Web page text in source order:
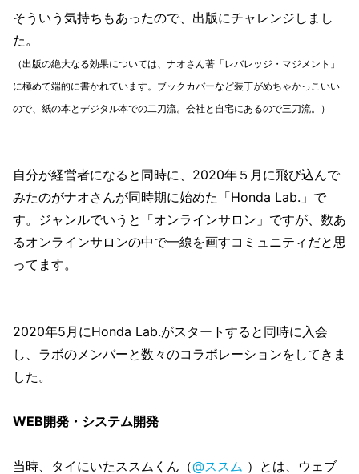
そういう気持ちもあったので、出版にチャレンジしまし
た。
（出版の絶大なる効果については、ナオさん著「レバレッジ・マジメント」
に極めて端的に書かれています。ブックカバーなど装丁がめちゃかっこいい
ので、紙の本とデジタル本での二刀流。会社と自宅にあるので三刀流。）
自分が経営者になると同時に、2020年５月に飛び込んで
みたのがナオさんが同時期に始めた「Honda Lab.」で
す。ジャンルでいうと「オンラインサロン」ですが、数あ
るオンラインサロンの中で一線を画すコミュニティだと思
ってます。
2020年5月にHonda Lab.がスタートすると同時に入会
し、ラボのメンバーと数々のコラボレーションをしてきま
した。
WEB開発・システム開発
当時、タイにいたススムくん（@ススム ）とは、ウェブ